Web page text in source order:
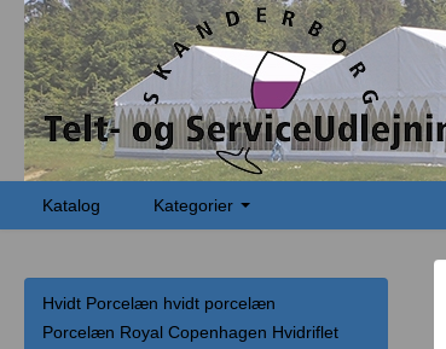
Katalog Kategorier
Hvidt Porcelæn hvidt porcelæn
Porcelæn Royal Copenhagen Hvidriflet